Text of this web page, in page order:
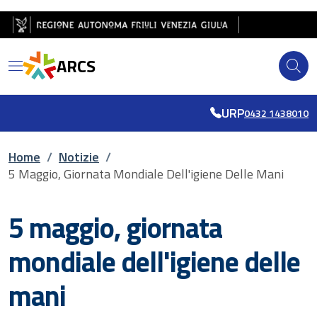
Salta al contenuto principale
Salta al piè di pagina
ARCS
URP0432 1438010
Briciole di pane
Home / Notizie /
5 Maggio, Giornata Mondiale Dell'igiene Delle Mani
5 maggio, giornata
mondiale dell'igiene delle
mani